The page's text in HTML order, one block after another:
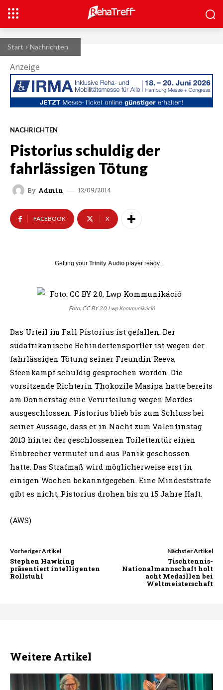
Start Nachrichten
Anzeige
NACHRICHTEN
Pistorius schuldig der
fahrlässigen Tötung
By Admin 12/09/2014
FACEBOOK X
Getting your Trinity Audio player ready...
Foto: CC BY 2.0, Lwp Kommunikáció
Das Urteil im Fall Pistorius ist gefallen. Der
südafrikanische Behindertensportler ist wegen der
fahrlässigen Tötung seiner Freundin Reeva
Steenkampf schuldig gesprochen worden. Die
vorsitzende Richterin Thokozile Masipa hatte bereits
am Donnerstag eine Verurteilung wegen Mordes
ausgeschlossen. Pistorius blieb bis zum Schluss bei
seiner Aussage, dass er in Nacht zum Valentinstag
2013 hinter der geschlossenen Toilettentür einen
Einbrecher vermutet und aus Panik geschossen
hatte. Das Strafmaß wird möglicherweise erst in
einigen Wochen bekanntgegeben. Eine Mindeststrafe
gibt es nicht, Pistorius drohen bis zu 15 Jahre Haft.
(AWS)
Vorheriger Artikel
Stephen Hawking
präsentiert intelligenten
Rollstuhl
Nächster Artikel
Tischtennis-
Nationalmannschaft holt
acht Medaillen bei
Weltmeisterschaft
Weitere Artikel